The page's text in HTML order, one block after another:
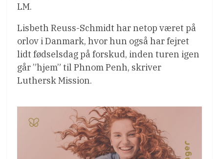
LM.
Lisbeth Reuss-Schmidt har netop været på
orlov i Danmark, hvor hun også har fejret
lidt fødselsdag på forskud, inden turen igen
går ”hjem” til Phnom Penh, skriver
Luthersk Mission.